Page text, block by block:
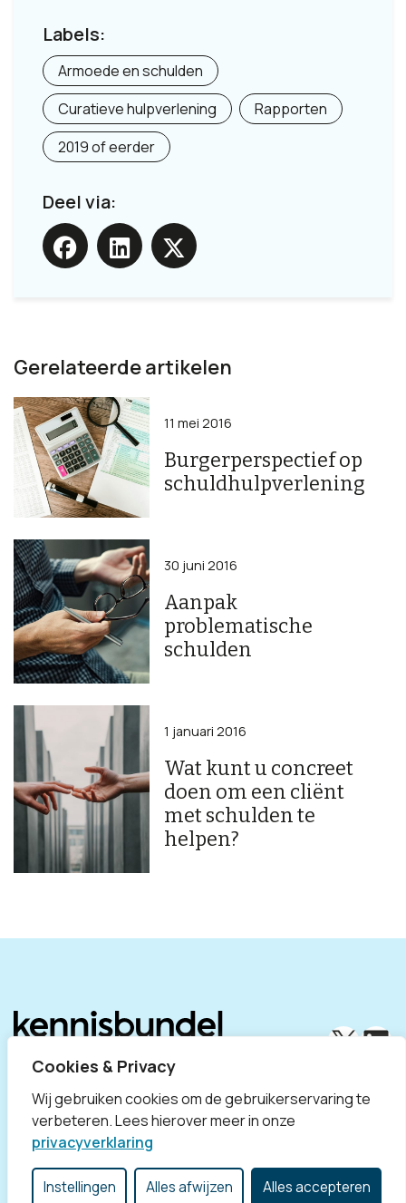
Cookies & Privacy
Wij gebruiken cookies om de gebruikerservaring te
verbeteren. Lees hierover meer in onze
privacyverklaring
Instellingen Alles afwijzen Alles accepteren
Labels:
Armoede en schulden
Curatieve hulpverlening
Rapporten
2019 of eerder
Deel via:
Gerelateerde artikelen
Burgerperspectief op
schuldhulpverlening
11 mei 2016
Aanpak
problematische
schulden
30 juni 2016
Wat kunt u concreet
doen om een cliënt
met schulden te
helpen?
1 januari 2016
X
Divosa